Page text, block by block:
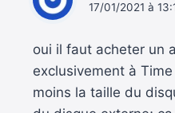
17/01/2021 à
oui il faut acheter un
exclusivement à
moins la taille du